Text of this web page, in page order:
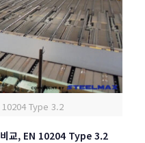
10204 Type 3.2
교, EN 10204 Type 3.2